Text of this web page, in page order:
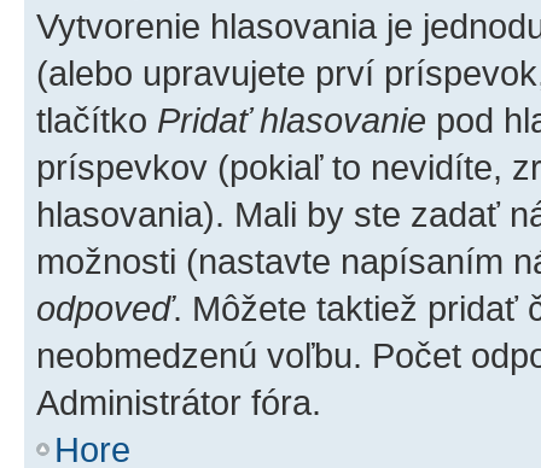
Vytvorenie hlasovania je
(alebo upravujete prví
tlačítko Pridať hlasovanie pod
príspevkov (pokiaľ to nevidíte,
hlasovania). Mali by ste zadať
možnosti (nastavte napísaním
odpoveď. Môžete taktiež pridať
neobmedzenú voľbu. Počet
Administrátor fóra.
Hore